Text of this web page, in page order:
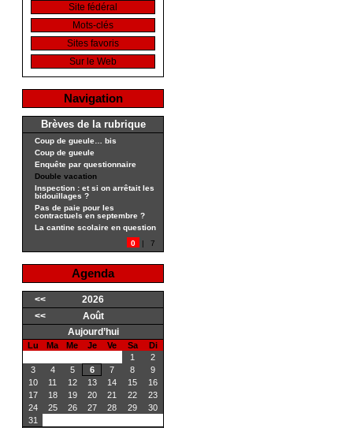
Site fédéral
Mots-clés
Sites favoris
Sur le Web
Navigation
Brèves de la rubrique
Coup de gueule… bis
Coup de gueule
Enquête par questionnaire
Double vacation
Inspection : et si on arrêtait les
bidouillages ?
Pas de paie pour les
contractuels en septembre ?
La cantine scolaire en question
0
| 7
Agenda
<<
2026
<<
Août
Aujourd’hui
Lu Ma Me Je Ve Sa
Di
1
2
3
4 5 6 7 8
9
10
11 12 13 14 15
16
17
18 19 20 21 22
23
24
25 26 27 28 29
30
31